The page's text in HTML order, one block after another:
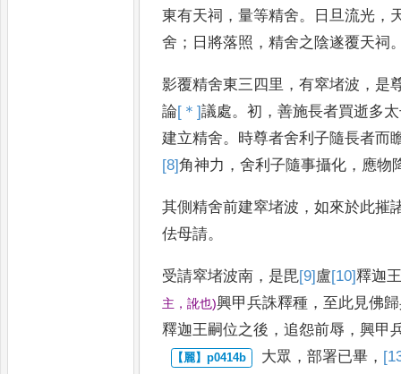
東有天祠 ，量等精舍。 日旦流光 ，
舍 ； 日將落照 ，精舍之陰遂覆天祠
影覆精舍東三四里 ，有窣堵波 ， 是
論[＊]議處。初 ，善施長者買逝多太
建立精舍。 時尊者舍利子隨長者而
[8]角神力 ，舍利子隨事攝化 ， 應物
其側精舍前建窣堵波 ，如來於此摧
佉母請。
受請窣堵波南 ， 是毘[9] 盧[10]釋迦
主 ，訛也)興甲兵誅釋種 ， 至此見佛
釋迦王嗣位之後 ，追怨前辱 ，興甲
大眾 ，部署已畢 ，